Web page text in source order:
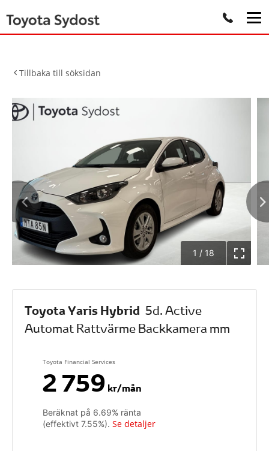
Tillbaka till söksidan
1 / 18
Toyota Yaris Hybrid 5d. Active
Automat Rattvärme Backkamera mm
Toyota Financial Services
2 759 kr/mån
Beräknat på 6.69% ränta
(effektivt 7.55%). Se detaljer